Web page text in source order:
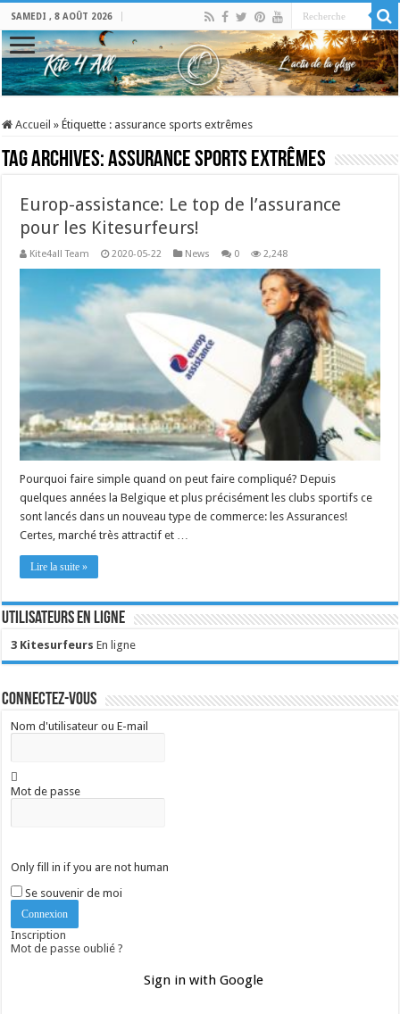
SAMEDI , 8 AOÛT 2026
Accueil » Étiquette : assurance sports extrêmes
Tag Archives:assurance sports extrêmes
Europ-assistance: Le top de l’assurance
pour les Kitesurfeurs!
Kite4all Team 2020-05-22 News 0 2,248
Pourquoi faire simple quand on peut faire compliqué? Depuis
quelques années la Belgique et plus précisément les clubs sportifs ce
sont lancés dans un nouveau type de commerce: les Assurances!
Certes, marché très attractif et …
Lire la suite »
Utilisateurs en ligne
3 Kitesurfeurs En ligne
Connectez-vous
Nom d'utilisateur ou E-mail
Mot de passe
Only fill in if you are not human
Se souvenir de moi
Inscription
Mot de passe oublié ?
Sign in with Google